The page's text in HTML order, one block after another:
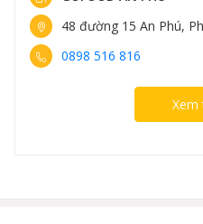
trưng vốn có, dễ dàng bảo
không bị thay đổi mùi vị.
48 đường 15 An Phú,
0898 516 816
Xem